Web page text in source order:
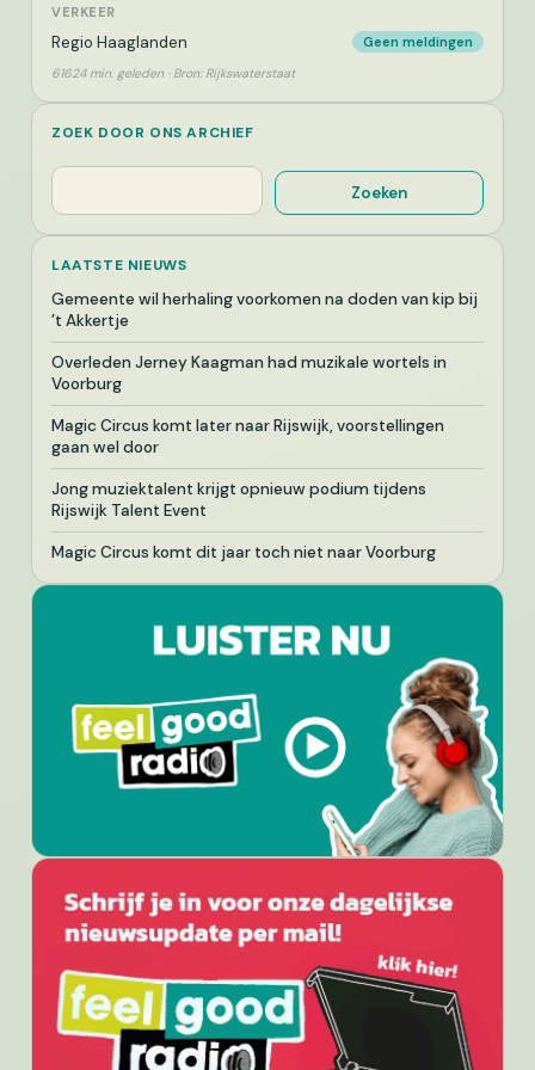
VERKEER
Regio Haaglanden Geen meldingen
61624 min. geleden · Bron: Rijkswaterstaat
ZOEK DOOR ONS ARCHIEF
Zoeken
Zoeken
LAATSTE NIEUWS
Gemeente wil herhaling voorkomen na doden van kip bij
’t Akkertje
Overleden Jerney Kaagman had muzikale wortels in
Voorburg
Magic Circus komt later naar Rijswijk, voorstellingen
gaan wel door
Jong muziektalent krijgt opnieuw podium tijdens
Rijswijk Talent Event
Magic Circus komt dit jaar toch niet naar Voorburg